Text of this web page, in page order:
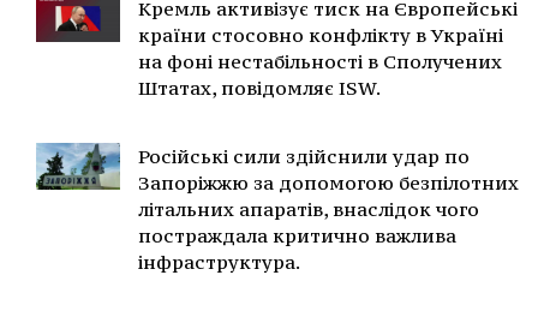
Кремль активізує тиск на Європейські
країни стосовно конфлікту в Україні
на фоні нестабільності в Сполучених
Штатах, повідомляє ISW.
Російські сили здійснили удар по
Запоріжжю за допомогою безпілотних
літальних апаратів, внаслідок чого
постраждала критично важлива
інфраструктура.